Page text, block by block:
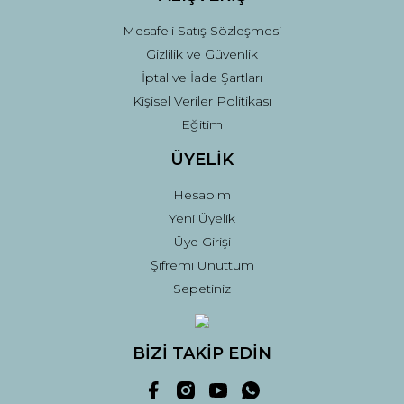
Mesafeli Satış Sözleşmesi
Gizlilik ve Güvenlik
İptal ve İade Şartları
Kişisel Veriler Politikası
Eğitim
ÜYELİK
Hesabım
Yeni Üyelik
Üye Girişi
Şifremi Unuttum
Sepetiniz
BİZİ TAKİP EDİN